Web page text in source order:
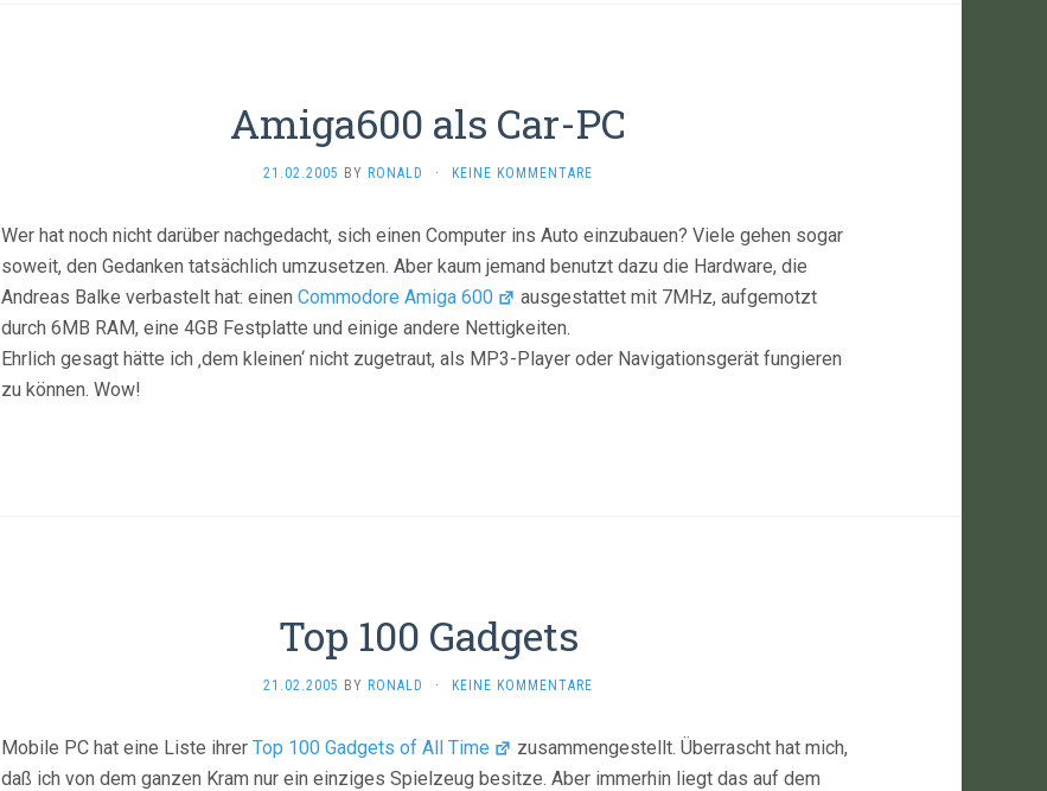
Amiga600 als Car-PC
21.02.2005 BY RONALD · KEINE KOMMENTARE
Wer hat noch nicht darüber nachgedacht, sich einen Computer ins Auto einzubauen? Viele gehen sogar
soweit, den Gedanken tatsächlich umzusetzen. Aber kaum jemand benutzt dazu die Hardware, die
Andreas Balke verbastelt hat: einen Commodore Amiga 600
ausgestattet mit 7MHz, aufgemotzt
durch 6MB RAM, eine 4GB Festplatte und einige andere Nettigkeiten.
Ehrlich gesagt hätte ich ‚dem kleinen‘ nicht zugetraut, als MP3-Player oder Navigationsgerät fungieren
zu können. Wow!
Top 100 Gadgets
21.02.2005 BY RONALD · KEINE KOMMENTARE
Mobile PC hat eine Liste ihrer Top 100 Gadgets of All Time
zusammengestellt. Überrascht hat mich,
daß ich von dem ganzen Kram nur ein einziges Spielzeug besitze. Aber immerhin liegt das auf dem